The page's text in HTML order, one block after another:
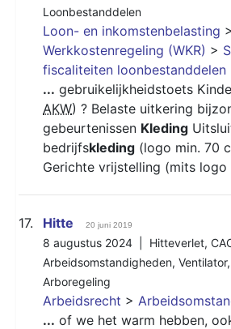
Loonbestanddelen
Loon- en inkomstenbelasting >
Werkkostenregeling (WKR) >
fiscaliteiten loonbestanddelen
... gebruikelijkheidstoets
AKW) ? Belaste uitkering
gebeurtenissen Kleding
bedrijfskleding (logo min. 70
Gerichte vrijstelling (mits logo
17. Hitte 20 juni 2019
8 augustus 2024 | Hitteverlet,
Arbeidsomstandigheden, Ventilator,
Arboregeling
Arbeidsrecht >
... of we het warm hebben,